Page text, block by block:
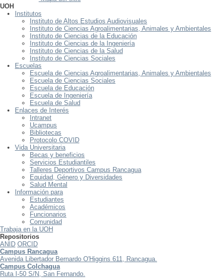
UOH
Institutos
Instituto de Altos Estudios Audiovisuales
Instituto de Ciencias Agroalimentarias, Animales y Ambientales
Instituto de Ciencias de la Educación
Instituto de Ciencias de la Ingeniería
Instituto de Ciencias de la Salud
Instituto de Ciencias Sociales
Escuelas
Escuela de Ciencias Agroalimentarias, Animales y Ambientales
Escuela de Ciencias Sociales
Escuela de Educación
Escuela de Ingeniería
Escuela de Salud
Enlaces de Interés
Intranet
Ucampus
Bibliotecas
Protocolo COVID
Vida Universitaria
Becas y beneficios
Servicios Estudiantiles
Talleres Deportivos Campus Rancagua
Equidad, Género y Diversidades
Salud Mental
Información para
Estudiantes
Académicos
Funcionarios
Comunidad
Trabaja en la UOH
Repositorios
ANID ORCID
Campus Rancagua
Avenida Libertador Bernardo O'Higgins 611, Rancagua.
Campus Colchagua
Ruta I-50 S/N, San Fernando.